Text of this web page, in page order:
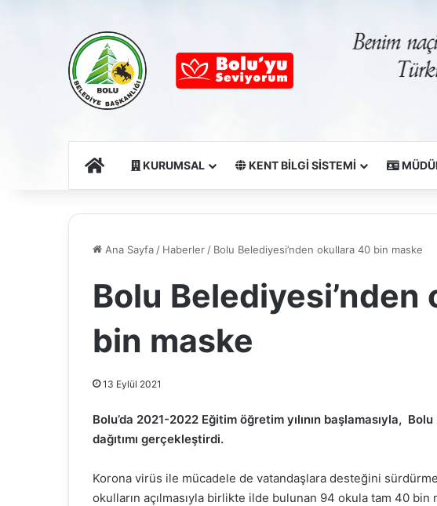
Ana SayfaKURUMSAL KENT BİLGİ SİSTEMİ
Ana Sayfa / Haberler / Bolu Belediyesi’nden okullara 40 bin maske
Bolu
bin maske
13 Eylül 2021
Bolu’da 2021-2022 Eğitim öğretim yılının başlamasıyla,
dağıtımı gerçekleştirdi.
Korona virüs ile mücadele de vatandaşlara desteğini
okulların açılmasıyla birlikte ilde bulunan 94 okula tam 40 bin